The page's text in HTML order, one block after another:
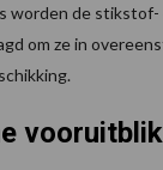
worden de
om ze in
vooruitblik